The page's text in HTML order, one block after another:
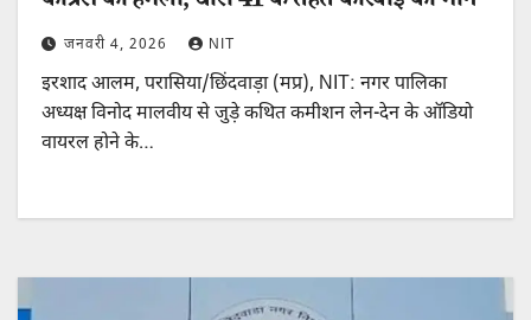
जनवरी 4, 2026 NIT
इरशाद आलम, परासिया/छिंदवाड़ा (मप्र), NIT: नगर पालिका
अध्यक्ष विनोद मालवीय से जुड़े कथित कमीशन लेन-देन के ऑडियो
वायरल होने के…